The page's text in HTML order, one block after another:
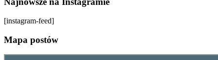
[instagram-feed]
Mapa postów